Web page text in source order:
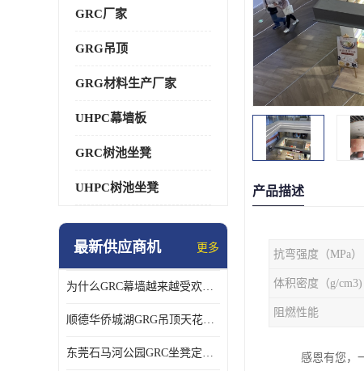
GRC厂家
GRG吊顶
GRG材料生产厂家
UHPC幕墙板
GRC树池坐凳
UHPC树池坐凳
最新供应商机 更多
为什么GRC幕墙越来越受欢迎？一起来了解GRC幕墙
顺德华侨城湖GRG吊顶天花GRG材料定制厂家饰纪上品
东莞石马河公园GRC坐凳定制选择广东饰纪上品GRC构件厂家
产品描述
抗弯强度（MPa）
体积密度（g/cm3)
阻燃性能
感恩有您，